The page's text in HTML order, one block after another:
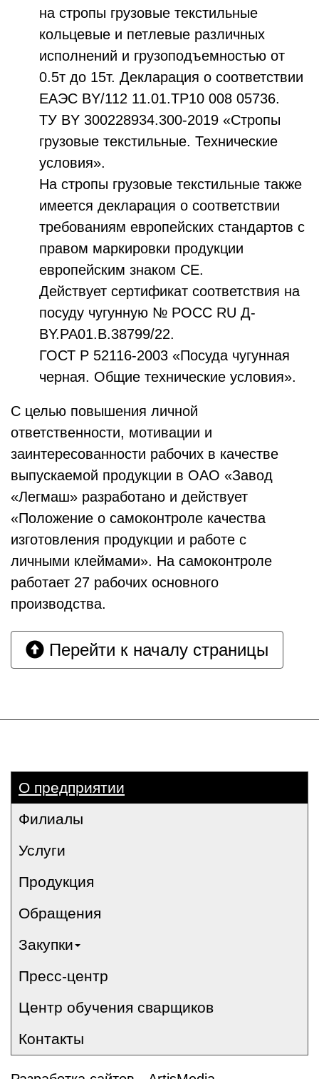
на стропы грузовые текстильные
кольцевые и петлевые различных
исполнений и грузоподъемностью от
0.5т до 15т. Декларация о соответствии
ЕАЭС ВY/112 11.01.ТР10 008 05736.
ТУ BY 300228934.300-2019 «Стропы
грузовые текстильные. Технические
условия».
На стропы грузовые текстильные также
имеется декларация о соответствии
требованиям европейских стандартов с
правом маркировки продукции
европейским знаком СЕ.
Действует сертификат соответствия на
посуду чугунную № РОСС RU Д-
BY.РА01.В.38799/22.
ГОСТ Р 52116-2003 «Посуда чугунная
черная. Общие технические условия».
С целью повышения личной
ответственности, мотивации и
заинтересованности рабочих в качестве
выпускаемой продукции в ОАО «Завод
«Легмаш» разработано и действует
«Положение о самоконтроле качества
изготовления продукции и работе с
личными клеймами». На самоконтроле
работает 27 рабочих основного
производства.
Перейти к началу страницы
О предприятии
Филиалы
Услуги
Продукция
Обращения
Закупки
Пресс-центр
Центр обучения сварщиков
Контакты